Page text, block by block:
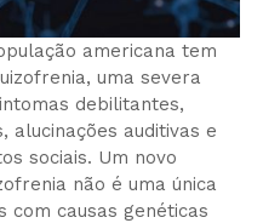
americana tem
uma severa
debilitantes,
alucinações auditivas e
sociais. Um novo
não é uma única
com causas genéticas